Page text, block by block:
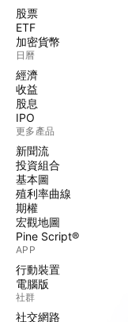
股票
ETF
加密貨幣
日曆
經濟
收益
股息
IPO
更多產品
新聞流
投資組合
基本圖
殖利率曲線
期權
宏觀地圖
Pine Script®
APP
行動裝置
電腦版
社群
社交網路